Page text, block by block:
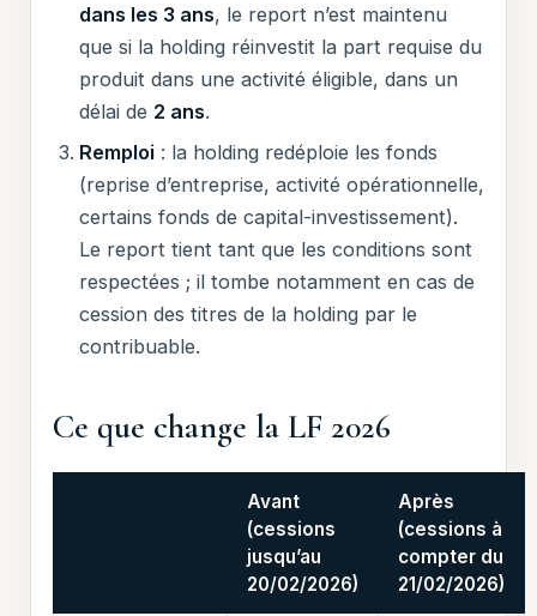
dans les 3 ans, le report n’est maintenu
que si la holding réinvestit la part requise du
produit dans une activité éligible, dans un
délai de 2 ans.
Remploi: la holding redéploie les fonds
(reprise d’entreprise, activité opérationnelle,
certains fonds de capital-investissement).
Le report tient tant que les conditions sont
respectées ; il tombe notamment en cas de
cession des titres de la holding par le
contribuable.
Ce que change la LF 2026
Avant
(cessions
jusqu’au
20/02/2026)
Après
(cessions à
compter du
21/02/2026)